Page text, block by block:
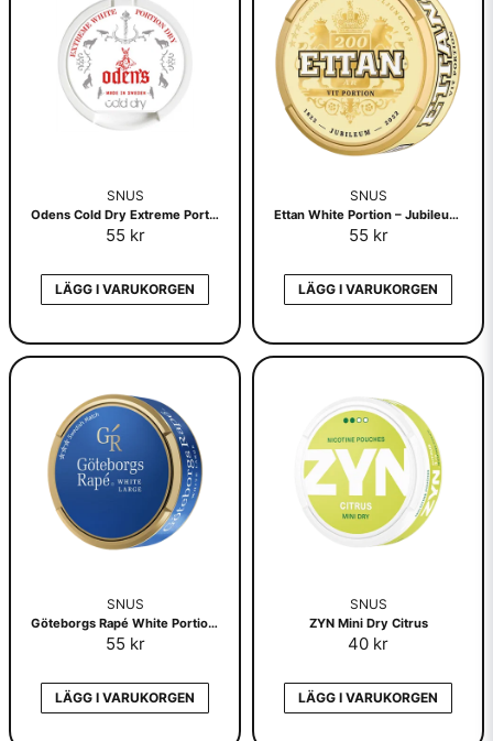
SNUS
Odens Cold Dry Extreme Portionssnus
55 kr
LÄGG I VARUKORGEN
SNUS
Ettan White Portion – Jubileumsdosa
55 kr
LÄGG I VARUKORGEN
SNUS
Göteborgs Rapé White Portionssnus
55 kr
LÄGG I VARUKORGEN
SNUS
ZYN Mini Dry Citrus
40 kr
LÄGG I VARUKORGEN